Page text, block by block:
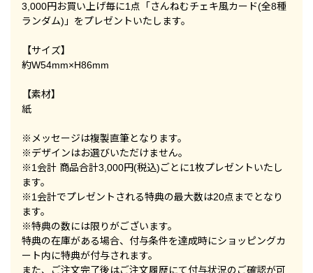
3,000円お買い上げ毎に1点「さんねむチェキ風カード(全8種
ランダム)」をプレゼントいたします。
【サイズ】
約W54mm×H86mm
【素材】
紙
※メッセージは複製直筆となります。
※デザインはお選びいただけません。
※1会計 商品合計3,000円(税込)ごとに1枚プレゼントいたし
ます。
※1会計でプレゼントされる特典の最大数は20点までとなり
ます。
※特典の数には限りがございます。
特典の在庫がある場合、付与条件を達成時にショッピングカ
ート内に特典が付与されます。
また、ご注文完了後はご注文履歴にて付与状況のご確認が可